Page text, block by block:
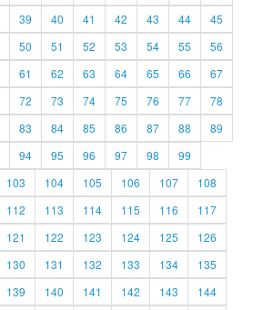
39 40 41 42 43 44
45
50 51 52 53 54 55
56
61 62 63 64 65 66
67
72 73 74 75 76 77
78
83 84 85 86 87 88
89
94 95 96 97 98
99
103 104 105 106 107
108
112 113 114 115 116
117
121 122 123 124 125
126
130 131 132 133 134
135
139 140 141 142 143
144